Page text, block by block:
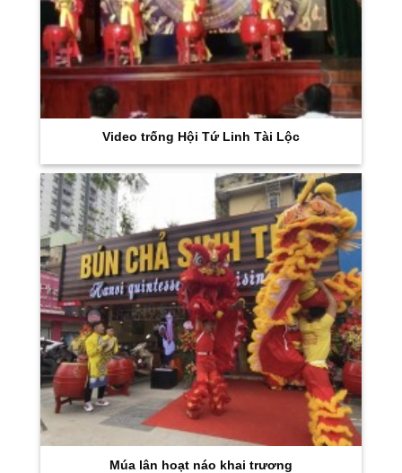
Video trống Hội Tứ Linh Tài Lộc
Múa lân hoạt náo khai trương